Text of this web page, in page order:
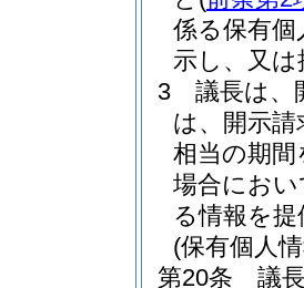
係る保有
示し、又
3
議長は、
は、開示
相当の期
場合にお
る情報を
(保有個人
第20条
議